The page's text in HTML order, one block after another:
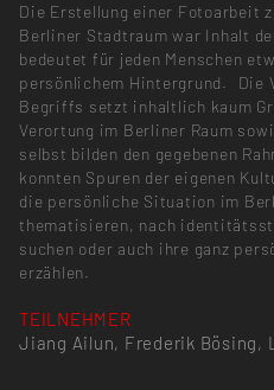
Die Erstellung einer Fotoarbeit
Berliner Stadtraum war Inhalt
bedeutet für jeden Menschen
persönlichem Hintergrund. Die
Begriffs setzt inhaltlich kaum
Verortung im Berliner Raum
selbst bilden den gegebenen
konnten Spuren der eigenen
die persönliche Situation im
thematisieren, nach
suchen oder auch ihre ganz
erzählen.
TEILNEHMER
Jiang Ailun, Frederik Bösing,